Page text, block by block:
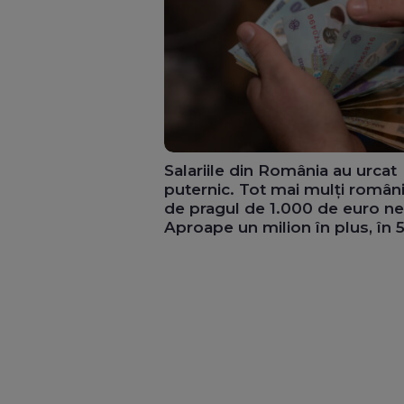
Salariile din România au urcat
puternic. Tot mai mulți
de pragul de 1.000 de euro
Aproape un milion în plus, în